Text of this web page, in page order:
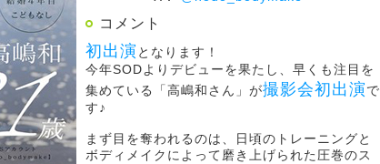
コメント
初出演 となります！
今年SODよりデビューを果たし、早くも注目を
集めている「高嶋和さん」が撮影会初出演で
す♪
まず目を奪われるのは、日頃のトレーニングと
ボディメイクによって磨き上げられた圧巻のス